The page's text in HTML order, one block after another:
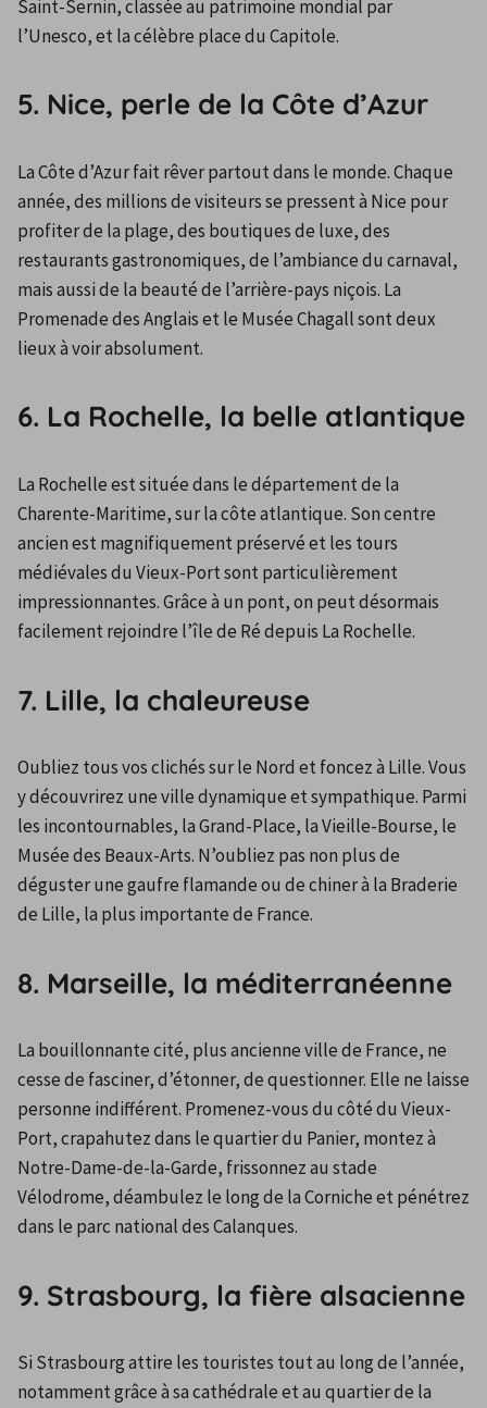
Saint-Sernin, classée au patrimoine mondial par
l’Unesco, et la célèbre place du Capitole.
5. Nice, perle de la Côte d’Azur
La Côte d’Azur fait rêver partout dans le monde. Chaque
année, des millions de visiteurs se pressent à Nice pour
profiter de la plage, des boutiques de luxe, des
restaurants gastronomiques, de l’ambiance du carnaval,
mais aussi de la beauté de l’arrière-pays niçois. La
Promenade des Anglais et le Musée Chagall sont deux
lieux à voir absolument.
6. La Rochelle, la belle atlantique
La Rochelle est située dans le département de la
Charente-Maritime, sur la côte atlantique. Son centre
ancien est magnifiquement préservé et les tours
médiévales du Vieux-Port sont particulièrement
impressionnantes. Grâce à un pont, on peut désormais
facilement rejoindre l’île de Ré depuis La Rochelle.
7. Lille, la chaleureuse
Oubliez tous vos clichés sur le Nord et foncez à Lille. Vous
y découvrirez une ville dynamique et sympathique. Parmi
les incontournables, la Grand-Place, la Vieille-Bourse, le
Musée des Beaux-Arts. N’oubliez pas non plus de
déguster une gaufre flamande ou de chiner à la Braderie
de Lille, la plus importante de France.
8. Marseille, la méditerranéenne
La bouillonnante cité, plus ancienne ville de France, ne
cesse de fasciner, d’étonner, de questionner. Elle ne laisse
personne indifférent. Promenez-vous du côté du Vieux-
Port, crapahutez dans le quartier du Panier, montez à
Notre-Dame-de-la-Garde, frissonnez au stade
Vélodrome, déambulez le long de la Corniche et pénétrez
dans le parc national des Calanques.
9. Strasbourg, la fière alsacienne
Si Strasbourg attire les touristes tout au long de l’année,
notamment grâce à sa cathédrale et au quartier de la